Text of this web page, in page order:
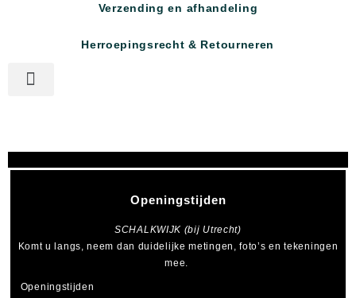
Verzending en afhandeling
Herroepingsrecht & Retourneren
Openingstijden
SCHALKWIJK (bij Utrecht)
Komt u langs, neem dan duidelijke metingen, foto’s en tekeningen
mee.
Openingstijden